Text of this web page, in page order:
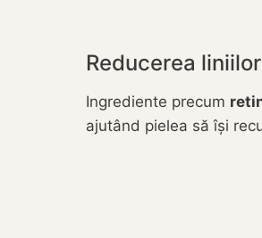
Reducerea
Ingrediente precum
ajutând pielea să își